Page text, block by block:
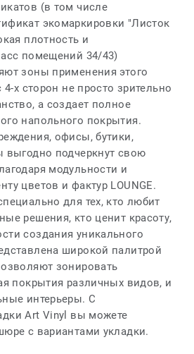
(в том числе
экомаркировки "Листок
плотность и
помещений 34/43)
зоны применения этого
х сторон не просто зрительно
а создает полное
напольного покрытия.
офисы, бутики,
выгодно подчеркнут свою
модульности и
цветов и фактур LOUNGE.
для тех, кто любит
решения, кто ценит красоту,
создания уникального
широкой палитрой
зонировать
покрытия различных видов, и
интерьеры. С
Art Vinyl вы можете
с вариантами укладки.